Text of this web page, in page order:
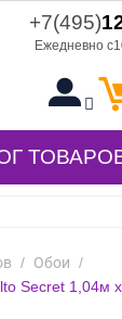
+7(495)
Ежедневно
/ Обои /
Secret 1,04м